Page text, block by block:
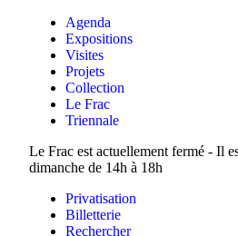
Agenda
Expositions
Visites
Projets
Collection
Le Frac
Triennale
Le Frac est actuellement fermé - Il
dimanche de 14h à 18h
Privatisation
Billetterie
Rechercher